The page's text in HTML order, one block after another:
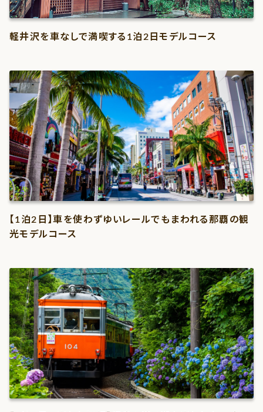
軽井沢を車なしで満喫する1泊2日モデルコース
【1泊2日】車を使わずゆいレールでもまわれる那覇の観
光モデルコース